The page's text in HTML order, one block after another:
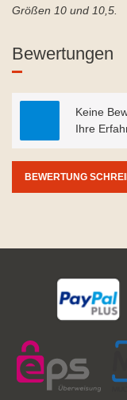
Größen 10 und 10,5.
Bewertungen
Keine
Ihre
BEWERTUNG